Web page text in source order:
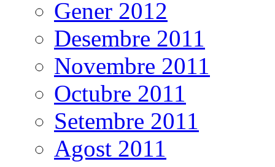
Gener 2012
Desembre 2011
Novembre 2011
Octubre 2011
Setembre 2011
Agost 2011